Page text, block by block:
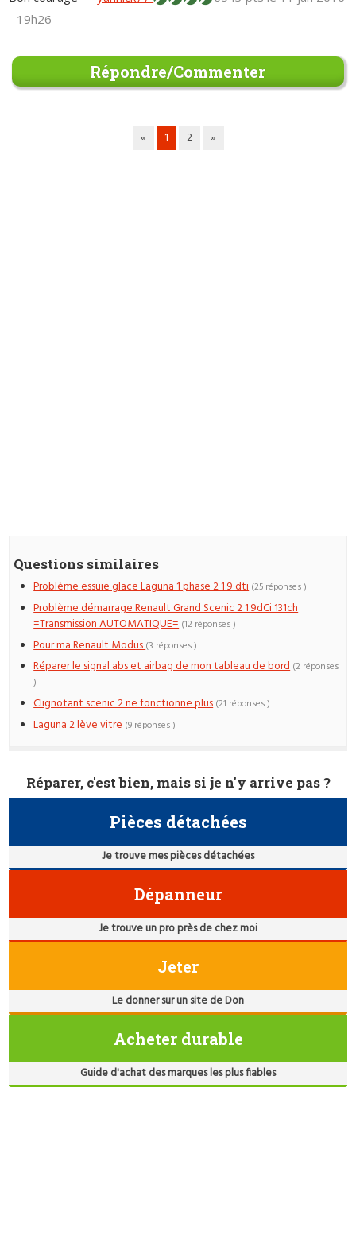
- 19h26
Répondre/Commenter
« 1 2 »
Questions similaires
Problème essuie glace Laguna 1 phase 2 1.9 dti (25 réponses )
Problème démarrage Renault Grand Scenic 2 1.9dCi 131ch
=Transmission AUTOMATIQUE= (12 réponses )
Pour ma Renault Modus(3 réponses )
Réparer le signal abs et airbag de mon tableau de bord (2 réponses
)
Clignotant scenic 2 ne fonctionne plus (21 réponses )
Laguna 2 lève vitre (9 réponses )
Réparer, c'est bien, mais si je n'y arrive pas ?
Pièces détachées
Je trouve mes pièces détachées
Dépanneur
Je trouve un pro près de chez moi
Jeter
Le donner sur un site de Don
Acheter durable
Guide d'achat des marques les plus fiables